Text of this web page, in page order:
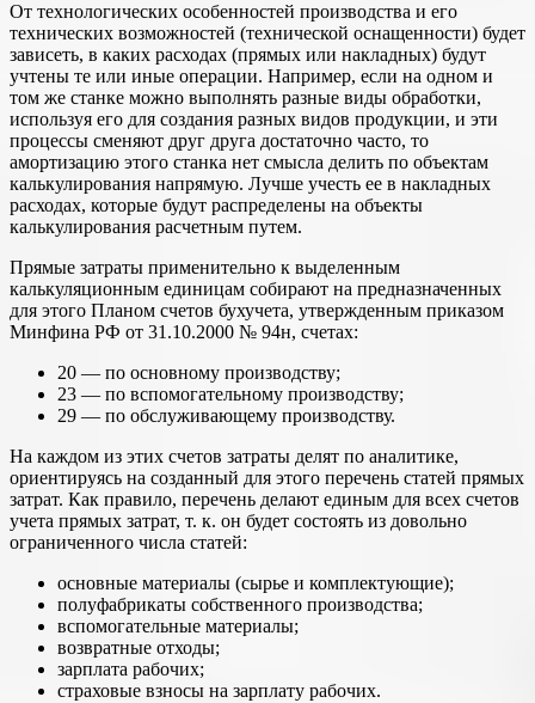
От технологических особенностей производства и его
технических возможностей (технической оснащенности) будет
зависеть, в каких расходах (прямых или накладных) будут
учтены те или иные операции. Например, если на одном и
том же станке можно выполнять разные виды обработки,
используя его для создания разных видов продукции, и эти
процессы сменяют друг друга достаточно часто, то
амортизацию этого станка нет смысла делить по объектам
калькулирования напрямую. Лучше учесть ее в накладных
расходах, которые будут распределены на объекты
калькулирования расчетным путем.
Прямые затраты применительно к выделенным
калькуляционным единицам собирают на предназначенных
для этого Планом счетов бухучета, утвержденным приказом
Минфина РФ от 31.10.2000 № 94н, счетах:
20 — по основному производству;
23 — по вспомогательному производству;
29 — по обслуживающему производству.
На каждом из этих счетов затраты делят по аналитике,
ориентируясь на созданный для этого перечень статей прямых
затрат. Как правило, перечень делают единым для всех счетов
учета прямых затрат, т. к. он будет состоять из довольно
ограниченного числа статей:
основные материалы (сырье и комплектующие);
полуфабрикаты собственного производства;
вспомогательные материалы;
возвратные отходы;
зарплата рабочих;
страховые взносы на зарплату рабочих.